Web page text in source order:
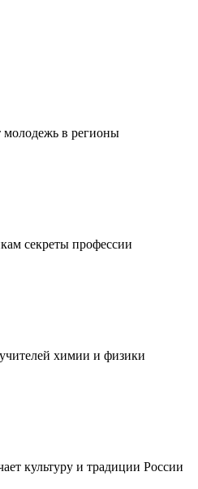
в регионы
секреты профессии
химии и физики
культуру и традиции России